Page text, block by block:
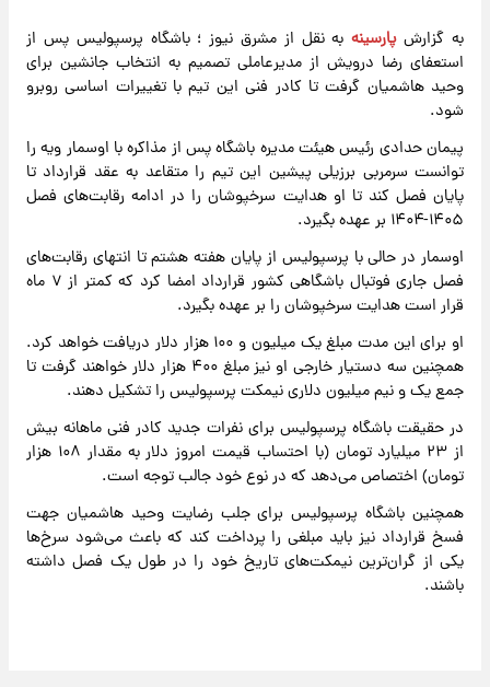
به گزارشپارسینهبه نقل از مشرق نیوز ؛ باشگاه پرسپولیس پس از
استعفای رضا درویش از مدیرعاملی تصمیم به انتخاب جانشین برای
وحید هاشمیان گرفت تا کادر فنی این تیم با تغییرات اساسی روبرو
شود.
پیمان حدادی رئیس هیئت مدیره باشگاه پس از مذاکره با اوسمار ویه را
توانست سرمربی برزیلی پیشین این تیم را متقاعد به عقد قرارداد تا
پایان فصل کند تا او هدایت سرخپوشان را در ادامه رقابت‌های فصل
۱۴۰۵-۱۴۰۴ بر عهده بگیرد.
اوسمار در حالی با پرسپولیس از پایان هفته هشتم تا انتهای رقابت‌های
فصل جاری فوتبال باشگاهی کشور قرارداد امضا کرد که کمتر از ۷ ماه
قرار است هدایت سرخپوشان را بر عهده بگیرد.
او برای این مدت مبلغ یک میلیون و ۱۰۰ هزار دلار دریافت خواهد کرد.
همچنین سه دستیار خارجی او نیز مبلغ ۴۰۰ هزار دلار خواهند گرفت تا
جمع یک و نیم میلیون دلاری نیمکت پرسپولیس را تشکیل دهند.
در حقیقت باشگاه پرسپولیس برای نفرات جدید کادر فنی ماهانه بیش
از ۲۳ میلیارد تومان (با احتساب قیمت امروز دلار به مقدار ۱۰۸ هزار
تومان) اختصاص می‌دهد که در نوع خود جالب توجه است.
همچنین باشگاه پرسپولیس برای جلب رضایت وحید هاشمیان جهت
فسخ قرارداد نیز باید مبلغی را پرداخت کند که باعث می‌شود سرخ‌ها
یکی از گران‌ترین نیمکت‌های تاریخ خود را در طول یک فصل داشته
باشند.